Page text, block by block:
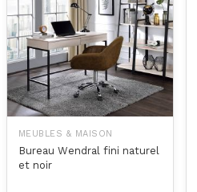
MEUBLES & MAISON
Bureau Wendral fini naturel
et noir